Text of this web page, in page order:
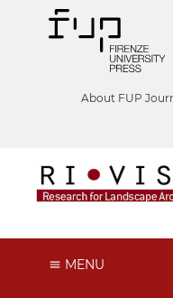
About FUP
MENU